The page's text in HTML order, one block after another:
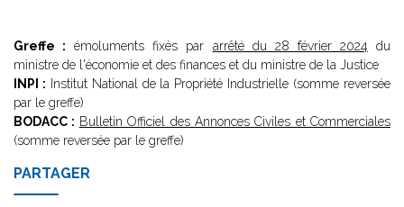
Greffe : émoluments fixés par arrêté du 28 février 2024 du
ministre de l'économie et des finances et du ministre de la Justice
INPI : Institut National de la Propriété Industrielle (somme reversée
par le greffe)
BODACC : Bulletin Officiel des Annonces Civiles et Commerciales
(somme reversée par le greffe)
PARTAGER